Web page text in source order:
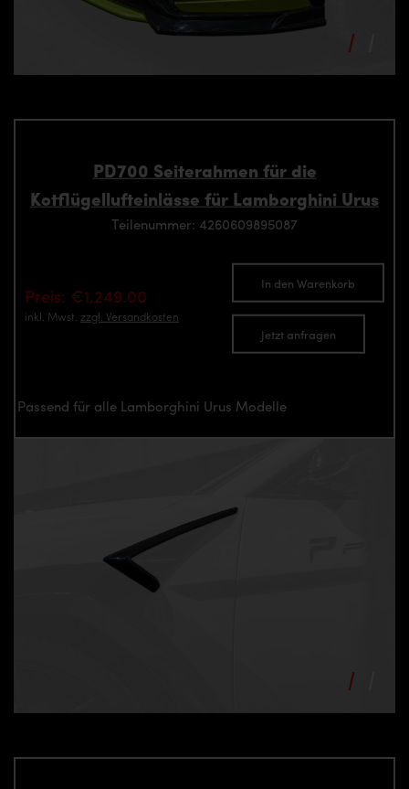
PD700 Seiterahmen für die
Kotflügellufteinlässe für Lamborghini Urus
Teilenummer: 4260609895087
Preis: €1,249.00
inkl. Mwst. zzgl. Versandkosten
In den Warenkorb
Jetzt anfragen
Passend für alle Lamborghini Urus Modelle